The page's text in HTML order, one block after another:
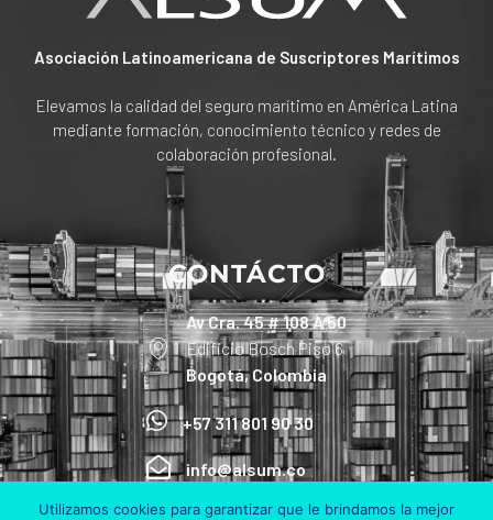
Asociación Latinoamericana de Suscriptores Marítimos
Elevamos la calidad del seguro marítimo en América Latina
mediante formación, conocimiento técnico y redes de
colaboración profesional.
CONTÁCTO
Av Cra. 45 # 108 A 50
Edificio Bosch Piso 6
Bogotá, Colombia
+57 311 801 90 30
info@alsum.co
Utilizamos cookies para garantizar que le brindamos la mejor